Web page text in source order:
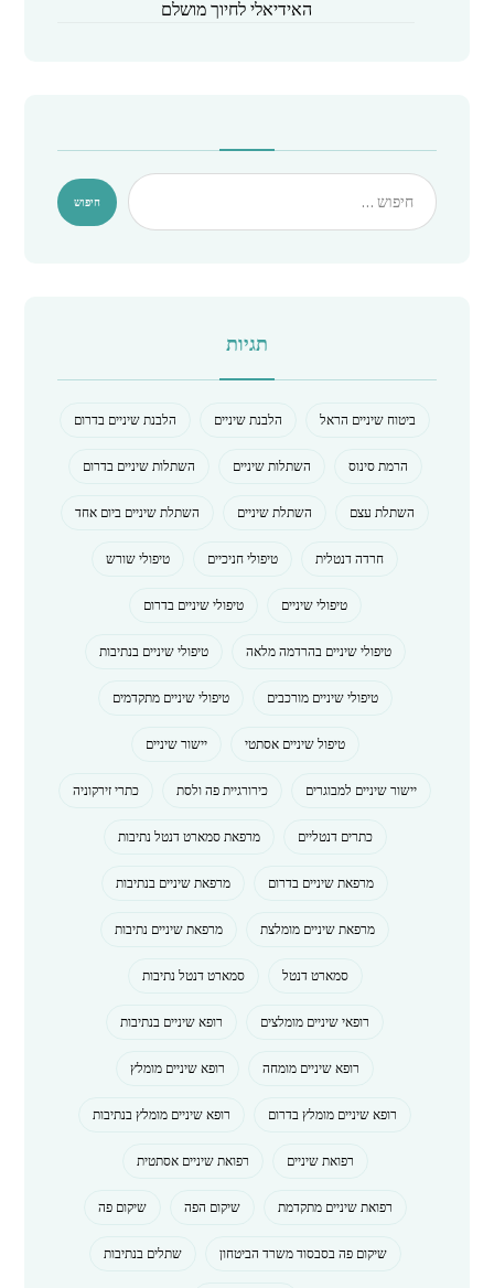
האידיאלי לחיוך מושלם
תגיות
ביטוח שיניים הראל הלבנת שיניים
הלבנת שיניים בדרום
הרמת סינוס
השתלות שיניים
השתלות שיניים בדרום
השתלת עצם
השתלת שיניים
השתלת שיניים ביום אחד
חרדה דנטלית
טיפולי חניכיים
טיפולי שורש
טיפולי שיניים
טיפולי שיניים בדרום
טיפולי שיניים בהרדמה מלאה
טיפולי שיניים בנתיבות
טיפולי שיניים מורכבים
טיפולי שיניים מתקדמים
טיפול שיניים אסתטי
יישור שיניים
יישור שיניים למבוגרים
כירורגיית פה ולסת
כתרי זירקוניה
כתרים דנטליים
מרפאת סמארט דנטל נתיבות
מרפאת שיניים בדרום
מרפאת שיניים בנתיבות
מרפאת שיניים מומלצת
מרפאת שיניים נתיבות
סמארט דנטל
סמארט דנטל נתיבות
רופאי שיניים מומלצים
רופא שיניים בנתיבות
רופא שיניים מומחה
רופא שיניים מומלץ
רופא שיניים מומלץ בדרום
רופא שיניים מומלץ בנתיבות
רפואת שיניים
רפואת שיניים אסתטית
רפואת שיניים מתקדמת
שיקום הפה
שיקום פה
שיקום פה בסבסוד משרד הביטחון
שתלים בנתיבות